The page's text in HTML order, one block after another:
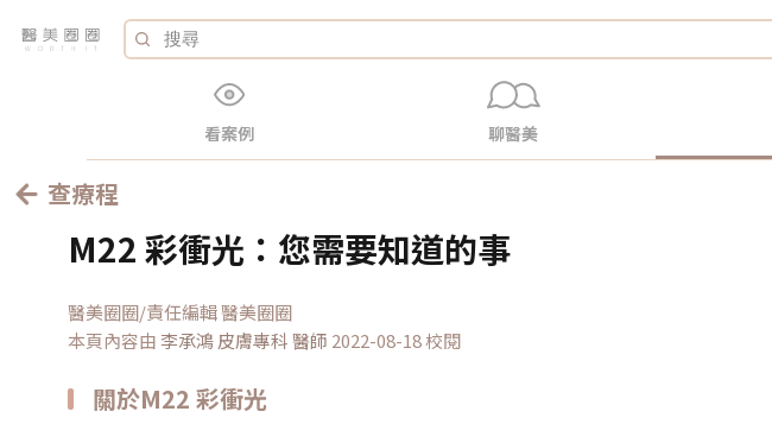
看案例 聊醫美
查療程
M22 彩衝光：您需要知道的事
醫美圈圈/責任編輯 醫美圈圈
本頁內容由李承鴻 皮膚專科醫師 2022-08-18 校閱
關於M22 彩衝光